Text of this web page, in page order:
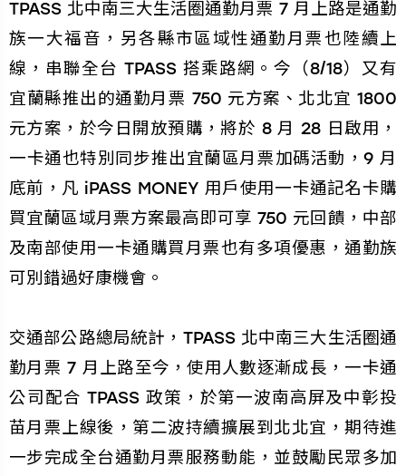
TPASS 北中南三大生活圈通勤月票 7 月上路是通勤
族一大福音，另各縣市區域性通勤月票也陸續上
線，串聯全台 TPASS 搭乘路網。今（8/18）又有
宜蘭縣推出的通勤月票 750 元方案、北北宜 1800
元方案，於今日開放預購，將於 8 月 28 日啟用，
一卡通也特別同步推出宜蘭區月票加碼活動，9 月
底前，凡 iPASS MONEY 用戶使用一卡通記名卡購
買宜蘭區域月票方案最高即可享 750 元回饋，中部
及南部使用一卡通購買月票也有多項優惠，通勤族
可別錯過好康機會。
交通部公路總局統計，TPASS 北中南三大生活圈通
勤月票 7 月上路至今，使用人數逐漸成長，一卡通
公司配合 TPASS 政策，於第一波南高屏及中彰投
苗月票上線後，第二波持續擴展到北北宜，期待進
一步完成全台通勤月票服務動能，並鼓勵民眾多加